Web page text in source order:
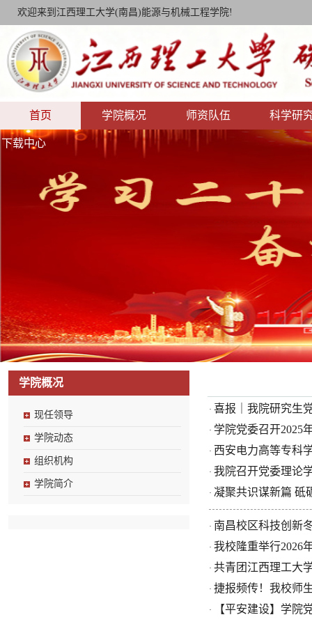
欢迎来到江西理工大学(南昌)能源与机械工程学院!
首页 学院概况 师资队伍 科学研
下载中心
学院概况
现任领导
学院动态
组织机构
学院简介
· 喜报｜我院研究生
· 学院党委召开2025
· 西安电力高等专科
· 我院召开党委理论
· 凝聚共识谋新篇
· 南昌校区科技创新
· 我校隆重举行2026
· 共青团江西理工大
· 捷报频传！我校师
· 【平安建设】学院